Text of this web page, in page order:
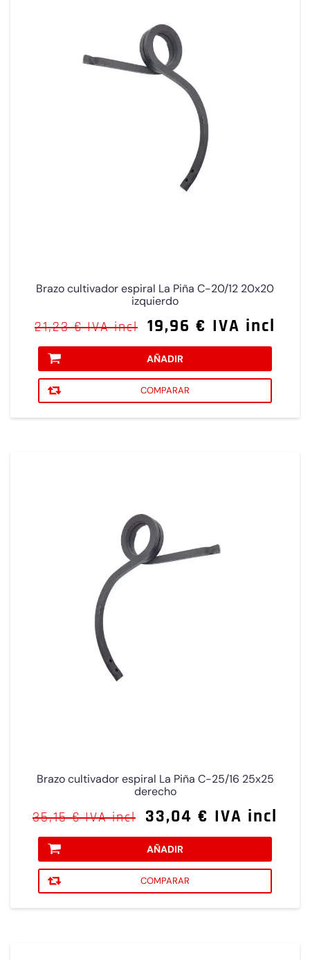
Brazo cultivador espiral La Piña C-20/12 20x20
izquierdo
21,23 € IVA incl 19,96 € IVA incl
AÑADIR
COMPARAR
Brazo cultivador espiral La Piña C-25/16 25x25
derecho
35,15 € IVA incl 33,04 € IVA incl
AÑADIR
COMPARAR